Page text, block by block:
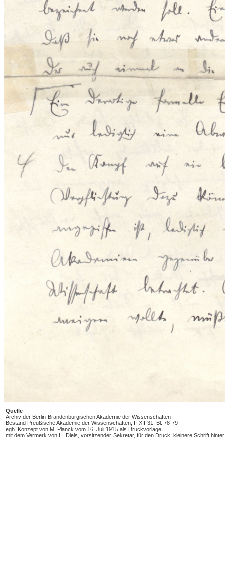
Quelle
Archiv der Berlin-Brandenburgischen Akademie der Wissenschaften
Bestand Preußische Akademie der Wissenschaften, II-XII-31, Bl. 78-79
egh. Konzept von M. Planck vom 16. Juli 1915 als Druckvorlage
mit dem Vermerk von H. Diels, vorsitzender Sekretar, für den Druck: kleinere Schrift